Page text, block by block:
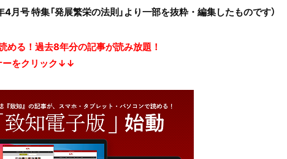
4月号 特集「発展繁栄の法則」より一部を抜粋・編集したものです）
める！過去8年分の記事が読み放題！
ーをクリック↓↓